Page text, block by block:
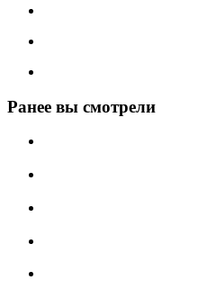
Ранее вы смотрели